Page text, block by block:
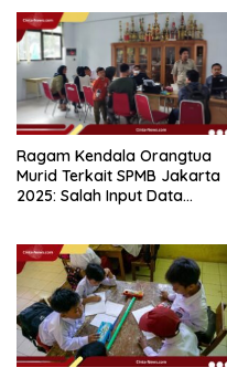
Ragam Kendala Orangtua
Murid Terkait SPMB Jakarta
2025: Salah Input Data